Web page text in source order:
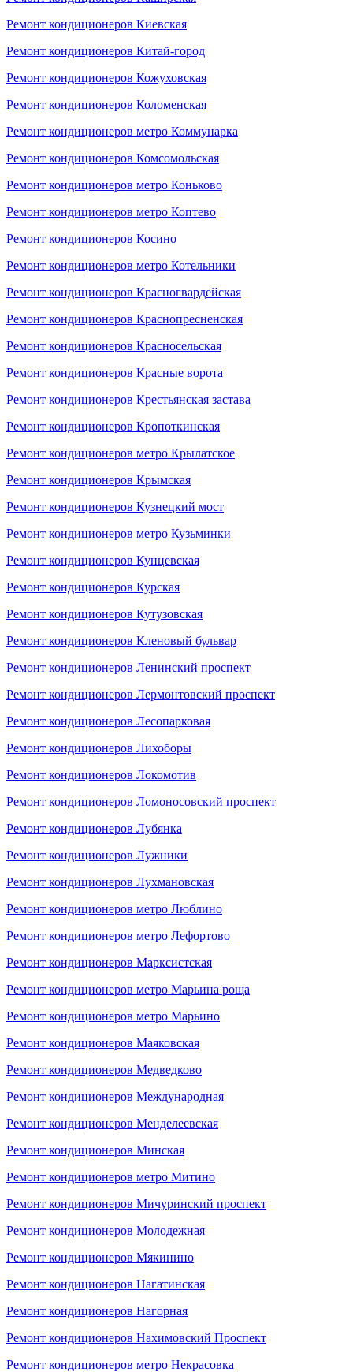
Ремонт кондиционеров Киевская
Ремонт кондиционеров Китай-город
Ремонт кондиционеров Кожуховская
Ремонт кондиционеров Коломенская
Ремонт кондиционеров метро Коммунарка
Ремонт кондиционеров Комсомольская
Ремонт кондиционеров метро Коньково
Ремонт кондиционеров метро Коптево
Ремонт кондиционеров Косино
Ремонт кондиционеров метро Котельники
Ремонт кондиционеров Красногвардейская
Ремонт кондиционеров Краснопресненская
Ремонт кондиционеров Красносельская
Ремонт кондиционеров Красные ворота
Ремонт кондиционеров Крестьянская застава
Ремонт кондиционеров Кропоткинская
Ремонт кондиционеров метро Крылатское
Ремонт кондиционеров Крымская
Ремонт кондиционеров Кузнецкий мост
Ремонт кондиционеров метро Кузьминки
Ремонт кондиционеров Кунцевская
Ремонт кондиционеров Курская
Ремонт кондиционеров Кутузовская
Ремонт кондиционеров Кленовый бульвар
Ремонт кондиционеров Ленинский проспект
Ремонт кондиционеров Лермонтовский проспект
Ремонт кондиционеров Лесопарковая
Ремонт кондиционеров Лихоборы
Ремонт кондиционеров Локомотив
Ремонт кондиционеров Ломоносовский проспект
Ремонт кондиционеров Лубянка
Ремонт кондиционеров Лужники
Ремонт кондиционеров Лухмановская
Ремонт кондиционеров метро Люблино
Ремонт кондиционеров метро Лефортово
Ремонт кондиционеров Марксистская
Ремонт кондиционеров метро Марьина роща
Ремонт кондиционеров метро Марьино
Ремонт кондиционеров Маяковская
Ремонт кондиционеров Медведково
Ремонт кондиционеров Международная
Ремонт кондиционеров Менделеевская
Ремонт кондиционеров Минская
Ремонт кондиционеров метро Митино
Ремонт кондиционеров Мичуринский проспект
Ремонт кондиционеров Молодежная
Ремонт кондиционеров Мякинино
Ремонт кондиционеров Нагатинская
Ремонт кондиционеров Нагорная
Ремонт кондиционеров Нахимовский Проспект
Ремонт кондиционеров метро Некрасовка